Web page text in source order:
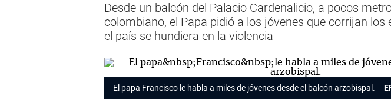
Desde un balcón del Palacio Cardenalicio, a pocos
colombiano, el Papa pidió a los jóvenes que corrijan
el país se hundiera en la violencia
El papa Francisco le habla a miles de jóvenes desde el balcón arzobispal.